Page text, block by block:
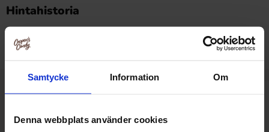
Samtycke Information Om
Denna webbplats använder cookies
Hintahistoria
Alin hinta viimeisten 30 päivän aikana on8.90 EUR (2026-
08-06 )